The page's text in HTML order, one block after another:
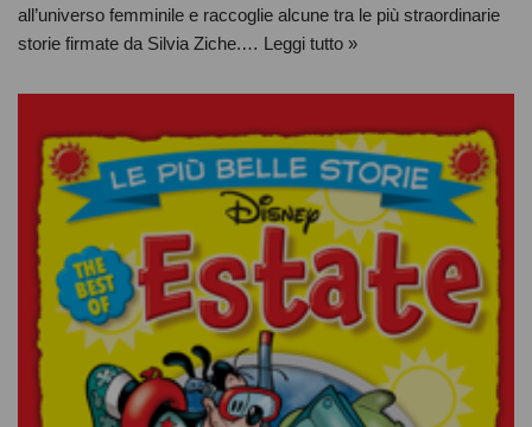
all’universo femminile e raccoglie alcune tra le più straordinarie
storie firmate da Silvia Ziche.… Leggi tutto »